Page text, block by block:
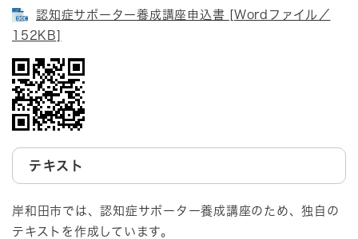
認知症サポーター養成講座申込書 [Wordファイル／
152KB]
テキスト
岸和田市では、認知症サポーター養成講座のため、独自の
テキストを作成しています。